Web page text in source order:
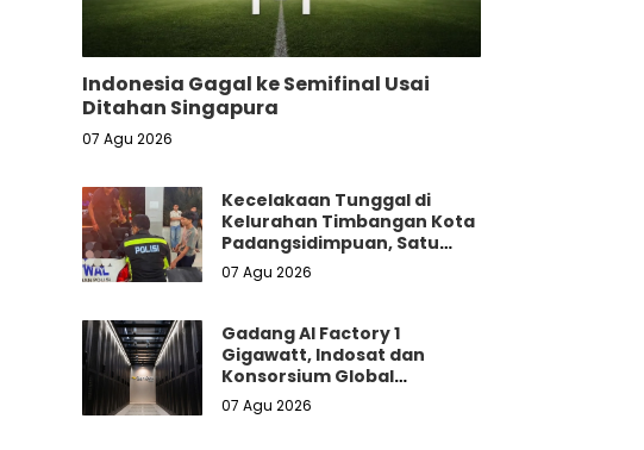
Indonesia Gagal ke Semifinal Usai
Ditahan Singapura
07 Agu 2026
Kecelakaan Tunggal di
Kelurahan Timbangan Kota
Padangsidimpuan, Satu
Penumpang Tewas
07 Agu 2026
Gadang AI Factory 1
Gigawatt, Indosat dan
Konsorsium Global
Luncurkan Zankore untuk
Pasar Asia-Pasifik
07 Agu 2026